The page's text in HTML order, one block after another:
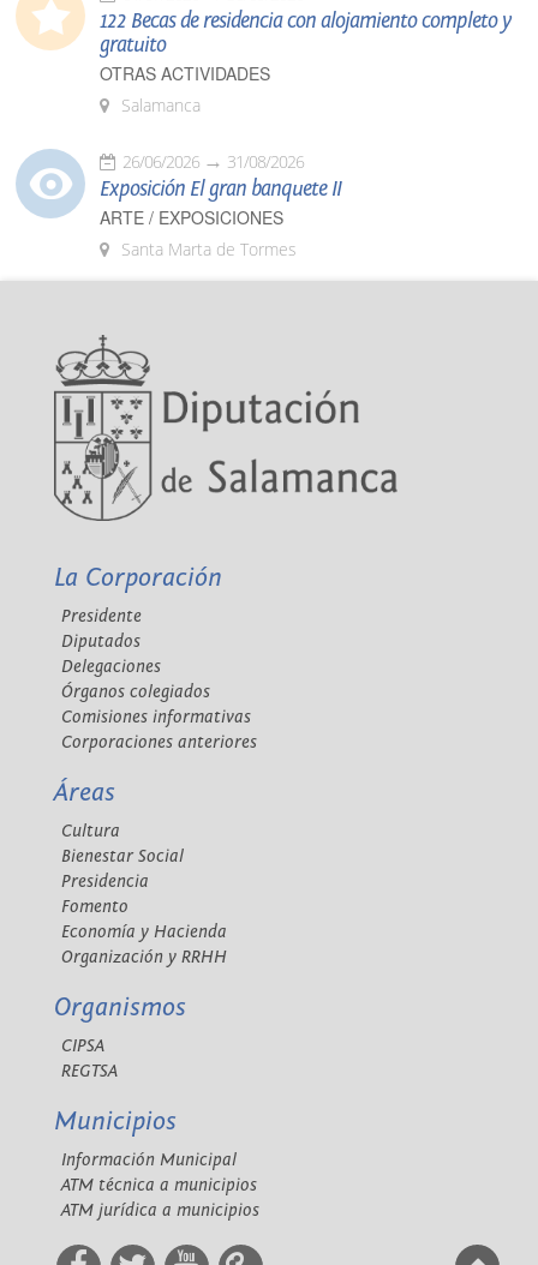
122 Becas de residencia con alojamiento completo y
gratuito
OTRAS ACTIVIDADES
Salamanca
26/06/2026 31/08/2026
Exposición El gran banquete II
ARTE / EXPOSICIONES
Santa Marta de Tormes
La Corporación
Presidente
Diputados
Delegaciones
Órganos colegiados
Comisiones informativas
Corporaciones anteriores
Áreas
Cultura
Bienestar Social
Presidencia
Fomento
Economía y Hacienda
Organización y RRHH
Organismos
CIPSA
REGTSA
Municipios
Información Municipal
ATM técnica a municipios
ATM jurídica a municipios